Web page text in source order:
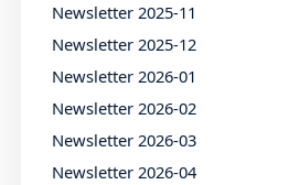
Newsletter 2025-11
Newsletter 2025-12
Newsletter 2026-01
Newsletter 2026-02
Newsletter 2026-03
Newsletter 2026-04